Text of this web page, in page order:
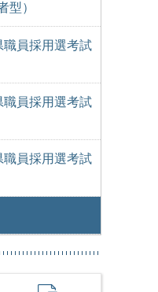
型）
員採用選考試
員採用選考試
員採用選考試